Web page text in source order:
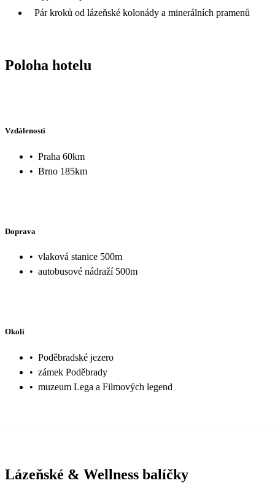
Pár kroků od lázeňské kolonády a minerálních pramenů
Poloha hotelu
Vzdálenosti
• Praha 60km
• Brno 185km
Doprava
• vlaková stanice 500m
• autobusové nádraží 500m
Okolí
• Poděbradské jezero
• zámek Poděbrady
• muzeum Lega a Filmových legend
Lázeňské & Wellness balíčky